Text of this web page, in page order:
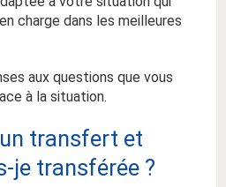
charge dans les meilleures
aux questions que vous
à la situation.
transfert et
je transférée ?